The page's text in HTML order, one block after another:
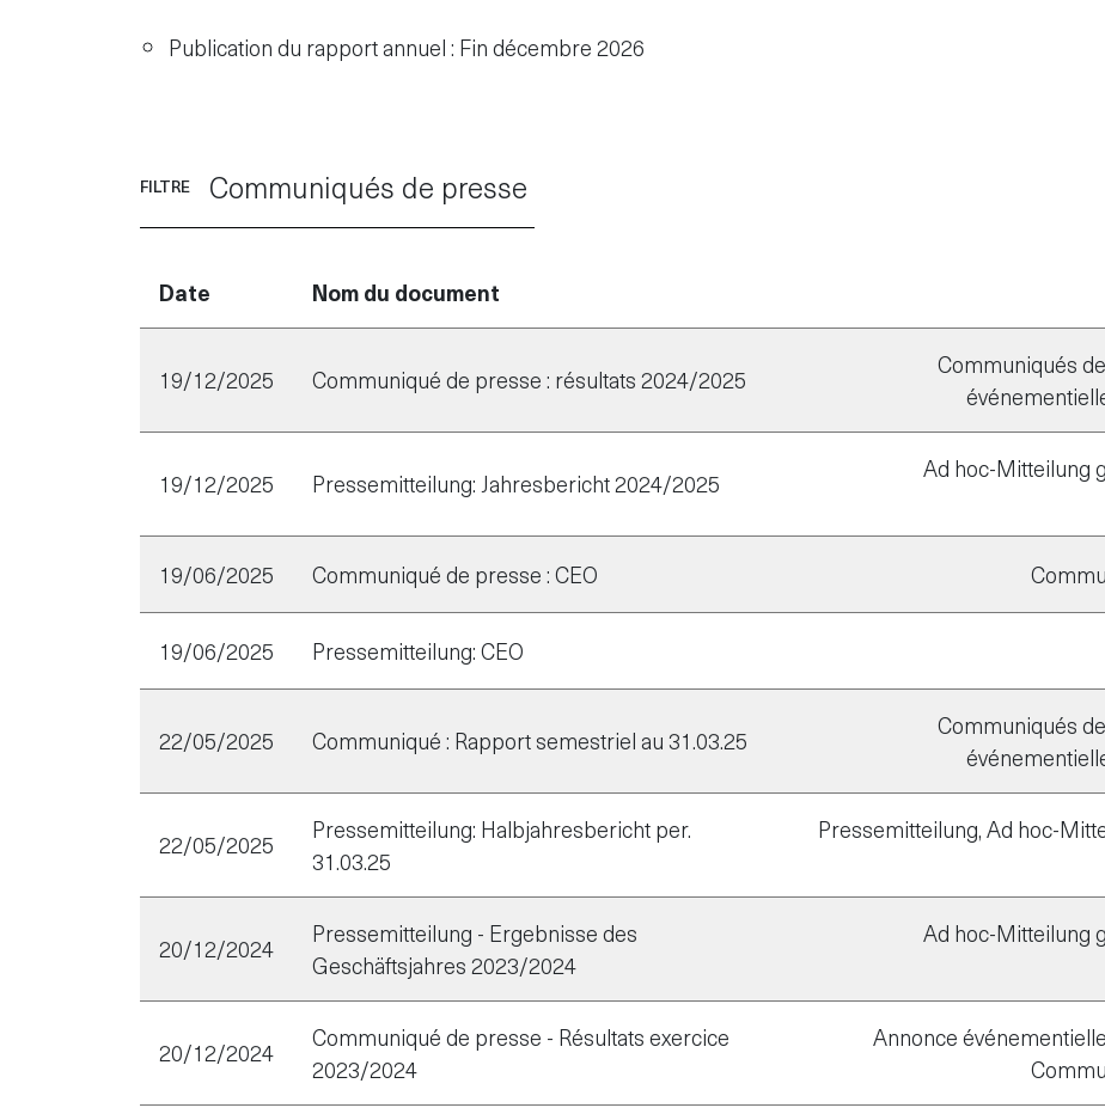
Publication du rapport annuel : Fin décembre 2026
FILTRE Communiqués de presse
Date Nom du document
19/12/2025 Communiqué de presse : résultats 2024/2025
Communiqués
19/12/2025 Pressemitteilung: Jahresbericht 2024/2025
Ad hoc-Mitteilung
19/06/2025 Communiqué de presse : CEO
19/06/2025 Pressemitteilung: CEO
22/05/2025 Communiqué : Rapport semestriel au 31.03.25
Communiqués
22/05/2025
Pressemitteilung: Halbjahresbericht per.
31.03.25
Pressemitteilung, Ad hoc-
20/12/2024
Pressemitteilung - Ergebnisse des
Geschäftsjahres 2023/2024
Ad hoc-Mitteilung
20/12/2024
Communiqué de presse - Résultats exercice
2023/2024
Annonce